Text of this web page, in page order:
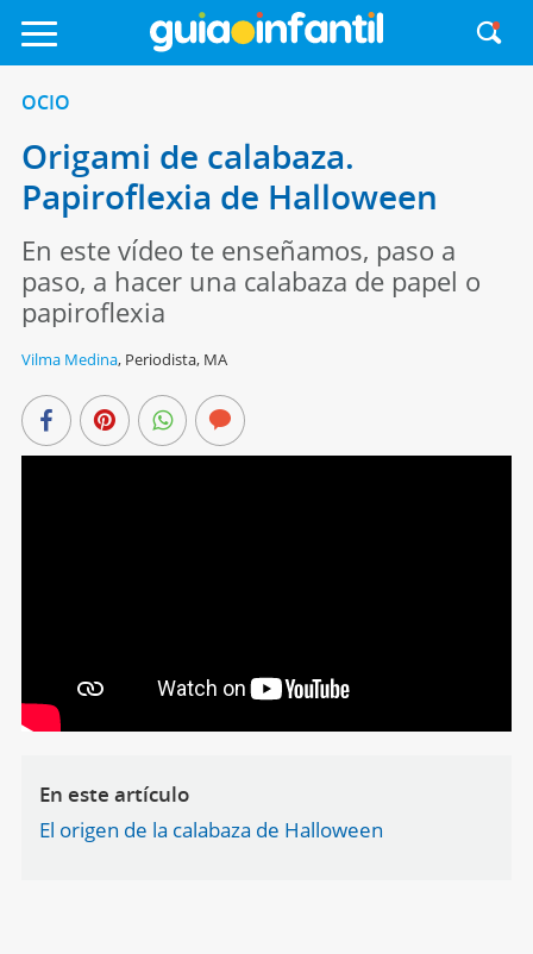
OCIO
Origami de calabaza.
Papiroflexia de Halloween
En este vídeo te enseñamos, paso a
paso, a hacer una calabaza de papel o
papiroflexia
Vilma Medina, Periodista, MA
En este artículo
El origen de la calabaza de Halloween